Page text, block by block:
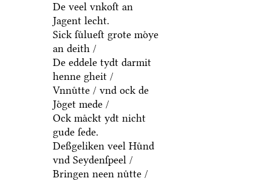
De veel vnkoſt an
Jagent lecht.
Sick ſuͤlueſt grote moͤye
an deith /
De eddele tydt darmit
henne gheit /
Vnnuͤtte / vnd ock de
Joͤget mede /
Ock maͤckt ydt nicht
gude ſede.
Deßgeliken veel Huͤnd
vnd Seydenſpeel /
Bringen neen nuͤtte /